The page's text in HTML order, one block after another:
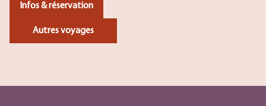
Infos & réservation
Autres voyages